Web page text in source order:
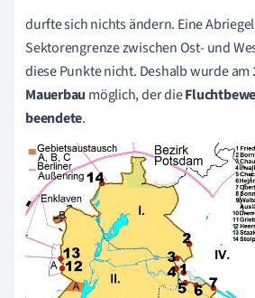
durfte sich nichts ändern. Eine
Sektorengrenze zwischen Ost- und
diese Punkte nicht. Deshalb wurde am
Mauerbau möglich, der die
beendete.